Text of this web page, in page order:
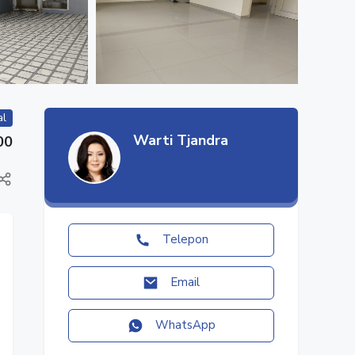
Warti Tjandra
Telepon
Email
WhatsApp